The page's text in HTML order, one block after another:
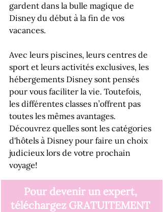
gardent dans la bulle magique de
Disney du début à la fin de vos
vacances.
Avec leurs piscines, leurs centres de
sport et leurs activités exclusives, les
hébergements Disney sont pensés
pour vous faciliter la vie. Toutefois,
les différentes classes n’offrent pas
toutes les mêmes avantages.
Découvrez quelles sont les catégories
d'hôtels à Disney pour faire un choix
judicieux lors de votre prochain
voyage!
Pour devenir un expert,
téléchargez GRATUITEMENT